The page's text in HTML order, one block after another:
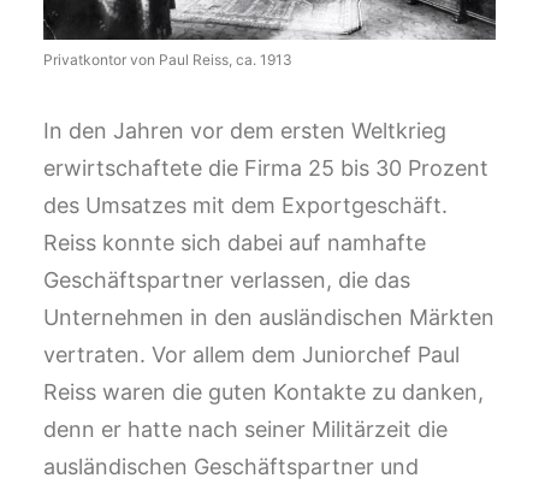
Privatkontor von Paul Reiss, ca. 1913
In den Jahren vor dem ersten Weltkrieg
erwirtschaftete die Firma 25 bis 30 Prozent
des Umsatzes mit dem Exportgeschäft.
Reiss konnte sich dabei auf namhafte
Geschäftspartner verlassen, die das
Unternehmen in den ausländischen Märkten
vertraten. Vor allem dem Juniorchef Paul
Reiss waren die guten Kontakte zu danken,
denn er hatte nach seiner Militärzeit die
ausländischen Geschäftspartner und